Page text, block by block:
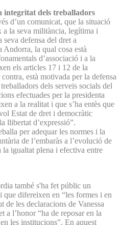
integritat dels treballadors
d’un comunicat, que la situació
a la seva militància, legítima i
defensa del dret a
Andorra, la qual cosa està
d’associació i a la
els articles 17 i 12 de la
està motivada per la defensa
dels serveis socials del
efectuades per la presidenta
a la realitat i que s’ha entès que
Estat de dret i democràtic
llibertat d’expressió”.
per adequar les normes i la
de l’embaràs a l’evolució de
la igualtat plena i efectiva entre
també s'ha fet públic un
que difereixen en “les formes i en
de les declaracions de Vanessa
a l’honor “ha de reposar en la
les institucions”. En aquest